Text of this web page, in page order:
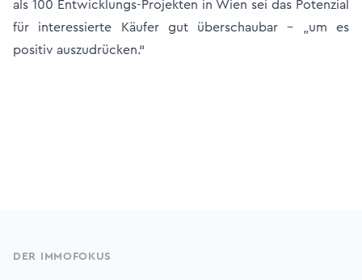
als 100 Entwicklungs-Projekten in Wien sei das Potenzial
für interessierte Käufer gut überschaubar – „um es
positiv auszudrücken.“
DER IMMOFOKUS